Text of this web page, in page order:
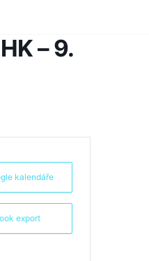
– 9.
kalendáře
export